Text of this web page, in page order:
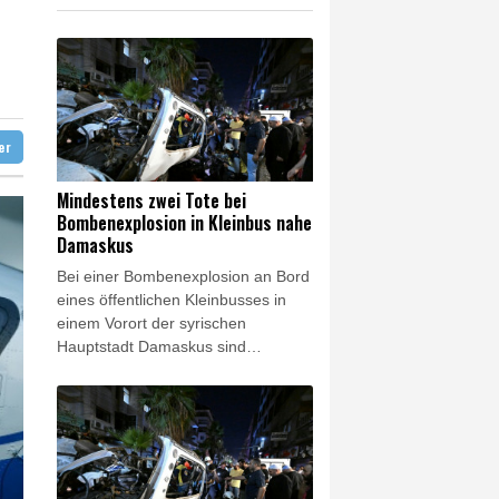
Benchetrit bekannt
Mindestens zwei Tote bei
Bombenexplosion in Kleinbus nahe
Damaskus
Bei einer Bombenexplosion an Bord
eines öffentlichen Kleinbusses in
einem Vorort der syrischen
Hauptstadt Damaskus sind
worden. 13 weitere Menschen seien
bei der Explosion in Dscharamana
verletzt worden, berichtete die
amtliche Nachrichtenagentur Sana
am Donnerstagabend unter